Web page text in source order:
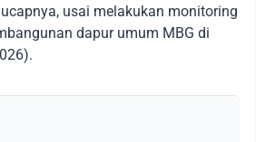
usai melakukan monitoring
dapur umum MBG di